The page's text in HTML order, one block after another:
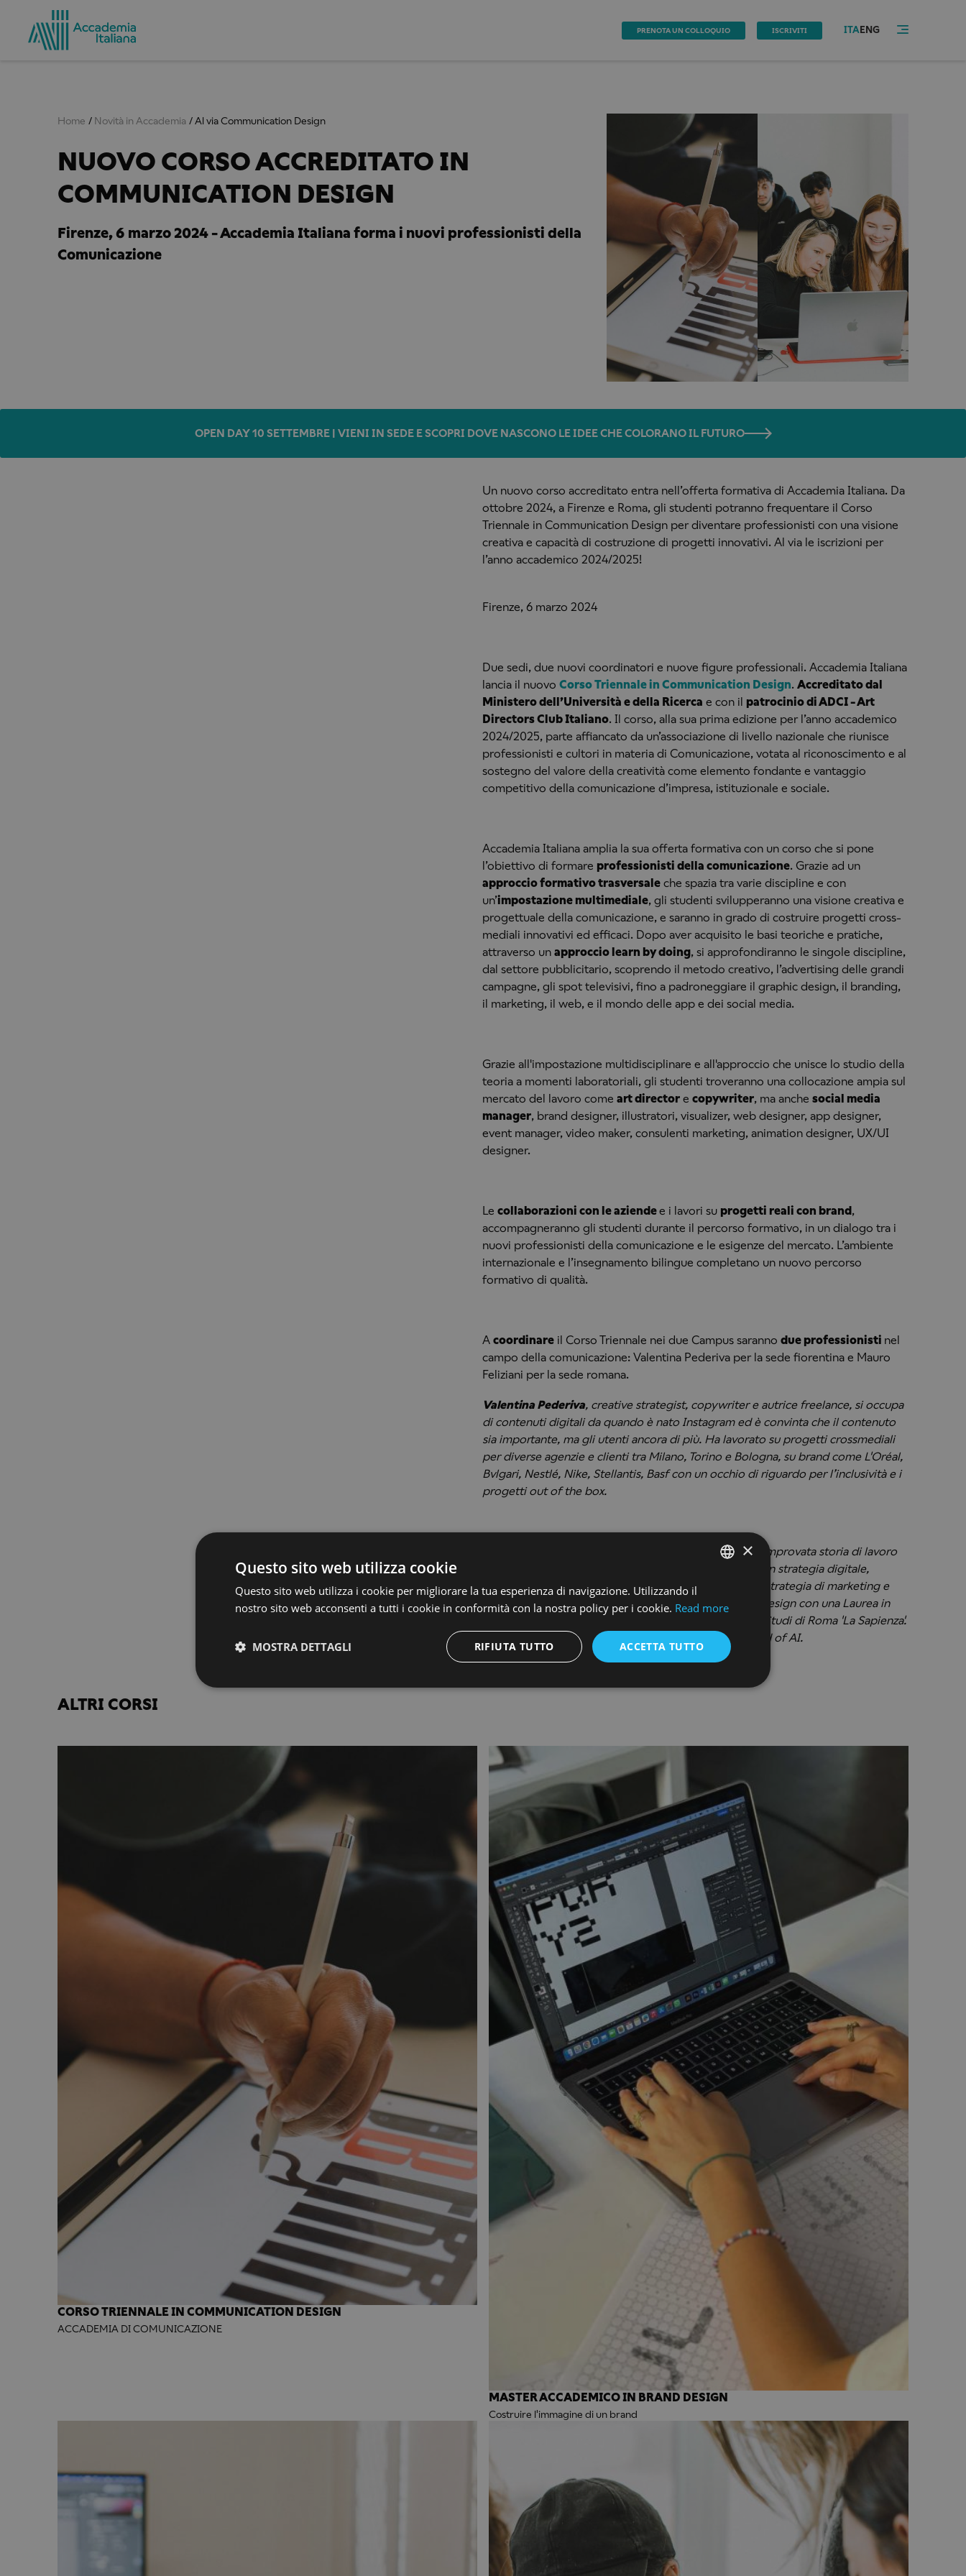
PRENOTA UN COLLOQUIO ISCRIVITI ITA ENG
Home Novità in Accademia Al via Communication Design
NUOVO CORSO ACCREDITATO IN
COMMUNICATION DESIGN
Firenze, 6 marzo 2024 - Accademia Italiana forma i nuovi professionisti della
Comunicazione
OPEN DAY 10 SETTEMBRE | VIENI IN SEDE E SCOPRI DOVE NASCONO LE IDEE CHE COLORANO IL FUTURO
Un nuovo corso accreditato entra nell’offerta formativa di Accademia Italiana. Da
ottobre 2024, a Firenze e Roma, gli studenti potranno frequentare il Corso
Triennale in Communication Design per diventare professionisti con una visione
creativa e capacità di costruzione di progetti innovativi. Al via le iscrizioni per
l’anno accademico 2024/2025!
Firenze, 6 marzo 2024
Due sedi, due nuovi coordinatori e nuove figure professionali. Accademia Italiana
lancia il nuovo Corso Triennale in Communication Design. Accreditato dal
Ministero dell’Università e della Ricerca e con il patrocinio di ADCI - Art
Directors Club Italiano. Il corso, alla sua prima edizione per l’anno accademico
2024/2025, parte affiancato da un’associazione di livello nazionale che riunisce
professionisti e cultori in materia di Comunicazione, votata al riconoscimento e al
sostegno del valore della creatività come elemento fondante e vantaggio
competitivo della comunicazione d’impresa, istituzionale e sociale.
Accademia Italiana amplia la sua offerta formativa con un corso che si pone
l’obiettivo di formare professionisti della comunicazione. Grazie ad un
approccio formativo trasversaleche spazia tra varie discipline e con
un’impostazione multimediale, gli studenti svilupperanno una visione creativa e
progettuale della comunicazione, e saranno in grado di costruire progetti cross-
mediali innovativi ed efficaci. Dopo aver acquisito le basi teoriche e pratiche,
attraverso un approccio learn by doing, si approfondiranno le singole discipline,
dal settore pubblicitario, scoprendo il metodo creativo, l’advertising delle grandi
campagne, gli spot televisivi, fino a padroneggiare il graphic design, il branding,
il marketing, il web, e il mondo delle app e dei social media.
Grazie all'impostazione multidisciplinare e all'approccio che unisce lo studio della
teoria a momenti laboratoriali, gli studenti troveranno una collocazione ampia sul
mercato del lavoro come art directore copywriter, ma anche social media
manager, brand designer, illustratori, visualizer, web designer, app designer,
event manager, video maker, consulenti marketing, animation designer, UX/UI
designer.
Le collaborazioni con le aziendee i lavori su progetti reali con brand,
accompagneranno gli studenti durante il percorso formativo, in un dialogo tra i
nuovi professionisti della comunicazione e le esigenze del mercato. L’ambiente
internazionale e l’insegnamento bilingue completano un nuovo percorso
formativo di qualità.
A coordinareil Corso Triennale nei due Campus saranno due professionisti nel
campo della comunicazione: Valentina Pederiva per la sede fiorentina e Mauro
Feliziani per la sede romana.
Valentina Pederiva, creative strategist, copywriter e autrice freelance, si occupa
di contenuti digitali da quando è nato Instagram ed è convinta che il contenuto
sia importante, ma gli utenti ancora di più. Ha lavorato su progetti crossmediali
per diverse agenzie e clienti tra Milano, Torino e Bologna, su brand come L'Oréal,
Bvlgari, Nestlé, Nike, Stellantis, Basf con un occhio di riguardo per l’inclusività e i
progetti out of the box.
, direttore creativo esperto con una comprovata storia di lavoro
nel settore del marketing e della pubblicità. È esperto in strategia digitale,
ottimizzazione dei motori di ricerca (SEO), marketing, strategia di marketing e
social media. È un forte professionista delle arti e del design con una Laurea in
Scienze della Comunicazione presso l'Università degli Studi di Roma 'La Sapienza'.
Ad Arkage ricopre il ruolo di Direttore Creativo e Head of AI.
ALTRI CORSI
CORSO TRIENNALE IN COMMUNICATION DESIGN
ACCADEMIA DI COMUNICAZIONE
MASTER ACCADEMICO IN BRAND DESIGN
Costruire l'immagine di un brand
ENGLISH
×
Questo sito web utilizza cookie
Questo sito web utilizza i cookie per migliorare la tua esperienza di navigazione. Utilizzando il
nostro sito web acconsenti a tutti i cookie in conformità con la nostra policy per i cookie. Read more
ACCETTA TUTTO
RIFIUTA TUTTO
MOSTRA DETTAGLI